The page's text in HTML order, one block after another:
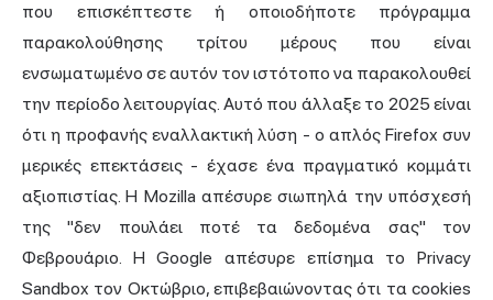
που επισκέπτεστε ή οποιοδήποτε πρόγραμμα
παρακολούθησης τρίτου μέρους που είναι
ενσωματωμένο σε αυτόν τον ιστότοπο να παρακολουθεί
την περίοδο λειτουργίας. Αυτό που άλλαξε το 2025 είναι
ότι η προφανής εναλλακτική λύση - ο απλός Firefox συν
μερικές επεκτάσεις - έχασε ένα πραγματικό κομμάτι
αξιοπιστίας. Η Mozilla απέσυρε σιωπηλά την υπόσχεσή
της "δεν πουλάει ποτέ τα δεδομένα σας" τον
Φεβρουάριο. Η Google απέσυρε επίσημα το Privacy
Sandbox τον Οκτώβριο, επιβεβαιώνοντας ότι τα cookies